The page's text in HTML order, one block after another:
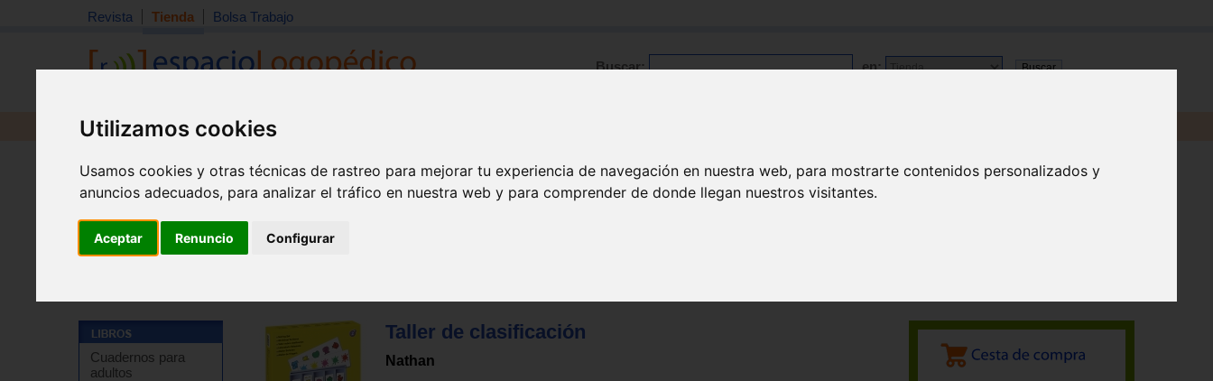
Utilizamos cookies
Usamos cookies y otras técnicas de rastreo para mejorar tu experiencia de navegación en nuestra web, para mostrarte contenidos personalizados y
anuncios adecuados, para analizar el tráfico en nuestra web y para comprender de donde llegan nuestros visitantes.
Aceptar Renuncio Configurar
Revista Tienda Bolsa Trabajo
Buscar: en:
Revista Libros Material
Cuadernos para
adultos
Taller de clasificación
Nathan